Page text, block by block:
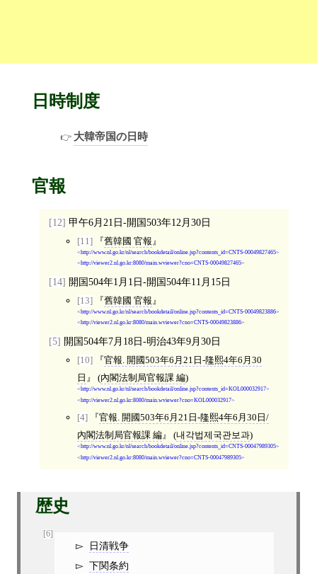
日時制度
大韓帝国の日時
官報
[12] 甲午6月21日-開国503年12月30日
[11] 舊韓國 官報
http://www.nl.go.kr/nl/search/bookdetail/online.jsp?contents_id=CNTS-00049827465
http://viewer2.nl.go.kr:8080/main.wviewer?cno=CNTS-00049827465
[14] 開国504年1月1日-開国504年11月15日
[13] 舊韓國 官報
http://www.nl.go.kr/nl/search/bookdetail/online.jsp?contents_id=CNTS-00049823886
http://viewer2.nl.go.kr:8080/main.wviewer?cno=CNTS-00049823886
[5] 開国504年7月18日-明治43年9月30日
[10]
官報. 開國503年6月21日-隆熙4年6月30
日
(內閣法制局官報課 編)
http://www.nl.go.kr/nl/search/bookdetail/online.jsp?contents_id=KOL000032917
http://viewer2.nl.go.kr:8080/main.wviewer?cno=KOL000032917
[4]
官報. 開國503年6月21日-隆熙4年6月30日/
內閣法制局官報課 編
(내각법제국관보과)
http://www.nl.go.kr/nl/search/bookdetail/online.jsp?contents_id=CNTS-00047989305
http://viewer2.nl.go.kr:8080/main.wviewer?cno=CNTS-00047989305
歴史
[6]
日清戦争
下関条約